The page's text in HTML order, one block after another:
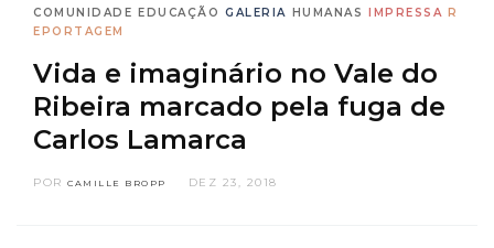
COMUNIDADE EDUCAÇÃO GALERIA HUMANAS IMPRESSA R
EPORTAGEM
Vida e imaginário no Vale do
Ribeira marcado pela fuga de
Carlos Lamarca
POR CAMILLE BROPP DEZ 23, 2018